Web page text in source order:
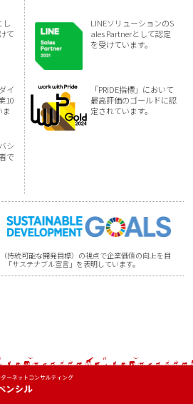
し
て
LINEソリューションのS
ales Partnerとして認定
を受けています。
イ
10
「PRIDE指標」において
最高評価のゴールドに認
定されています。
シ
で
持続可能な開発目標）の視点で企業価値の向上を目
サステナブル宣言」を表明しています。